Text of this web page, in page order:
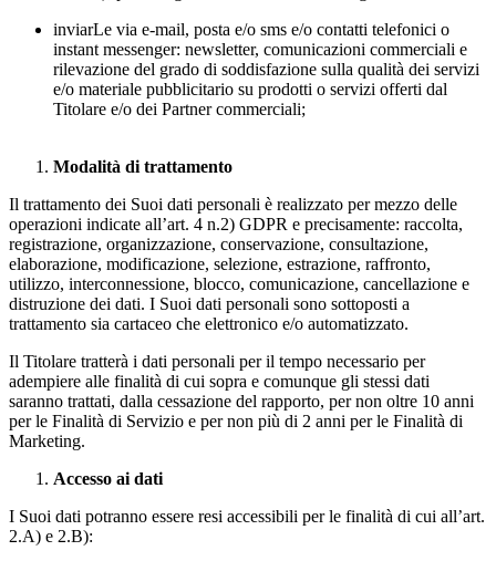
inviarLe via e-mail, posta e/o sms e/o contatti telefonici o
instant messenger: newsletter, comunicazioni commerciali e
rilevazione del grado di soddisfazione sulla qualità dei servizi
e/o materiale pubblicitario su prodotti o servizi offerti dal
Titolare e/o dei Partner commerciali;
Modalità di trattamento
Il trattamento dei Suoi dati personali è realizzato per mezzo delle
operazioni indicate all’art. 4 n.2) GDPR e precisamente: raccolta,
registrazione, organizzazione, conservazione, consultazione,
elaborazione, modificazione, selezione, estrazione, raffronto,
utilizzo, interconnessione, blocco, comunicazione, cancellazione e
distruzione dei dati. I Suoi dati personali sono sottoposti a
trattamento sia cartaceo che elettronico e/o automatizzato.
Il Titolare tratterà i dati personali per il tempo necessario per
adempiere alle finalità di cui sopra e comunque gli stessi dati
saranno trattati, dalla cessazione del rapporto, per non oltre 10 anni
per le Finalità di Servizio e per non più di 2 anni per le Finalità di
Marketing.
Accesso ai dati
I Suoi dati potranno essere resi accessibili per le finalità di cui all’art.
2.A) e 2.B):